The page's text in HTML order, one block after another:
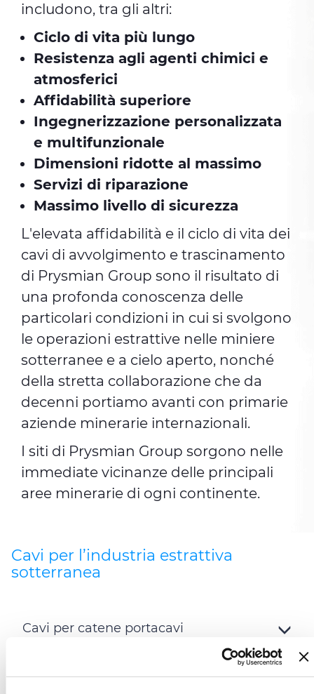
includono, tra gli altri:
Ciclo di vita più lungo
Resistenza agli agenti chimici e
atmosferici
Affidabilità superiore
Ingegnerizzazione personalizzata
e multifunzionale
Dimensioni ridotte al massimo
Servizi di riparazione
Massimo livello di sicurezza
L'elevata affidabilità e il ciclo di vita dei
cavi di avvolgimento e trascinamento
di Prysmian Group sono il risultato di
una profonda conoscenza delle
particolari condizioni in cui si svolgono
le operazioni estrattive nelle miniere
sotterranee e a cielo aperto, nonché
della stretta collaborazione che da
decenni portiamo avanti con primarie
aziende minerarie internazionali.
I siti di Prysmian Group sorgono nelle
immediate vicinanze delle principali
aree minerarie di ogni continente.
Cavi per l’industria estrattiva
sotterranea
Cavi per catene portacavi